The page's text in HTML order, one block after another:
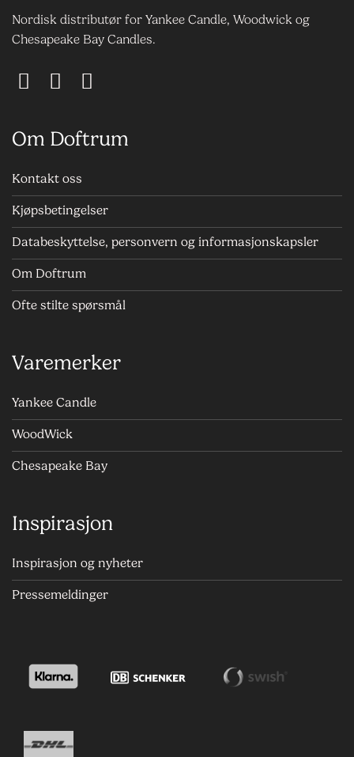
Nordisk distributør for Yankee Candle, Woodwick og
Chesapeake Bay Candles.
Om Doftrum
Kontakt oss
Kjøpsbetingelser
Databeskyttelse, personvern og informasjonskapsler
Om Doftrum
Ofte stilte spørsmål
Varemerker
Yankee Candle
WoodWick
Chesapeake Bay
Inspirasjon
Inspirasjon og nyheter
Pressemeldinger